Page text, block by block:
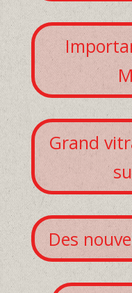
Grand
Des